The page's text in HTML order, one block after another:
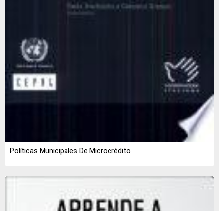
Políticas Municipales De Microcrédito